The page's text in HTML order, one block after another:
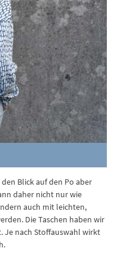
Blick auf den Po aber
daher nicht nur wie
auch mit leichten,
Die Taschen haben wir
Je nach Stoffauswahl wirkt